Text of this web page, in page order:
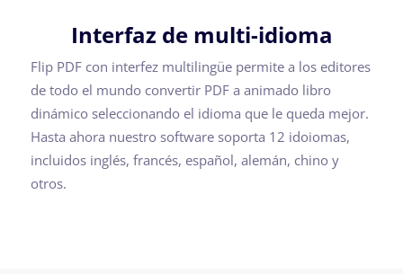
Interfaz de multi-idioma
Flip PDF con interfez multilingüe permite a los editores
de todo el mundo convertir PDF a animado libro
dinámico seleccionando el idioma que le queda mejor.
Hasta ahora nuestro software soporta 12 idoiomas,
incluidos inglés, francés, español, alemán, chino y
otros.